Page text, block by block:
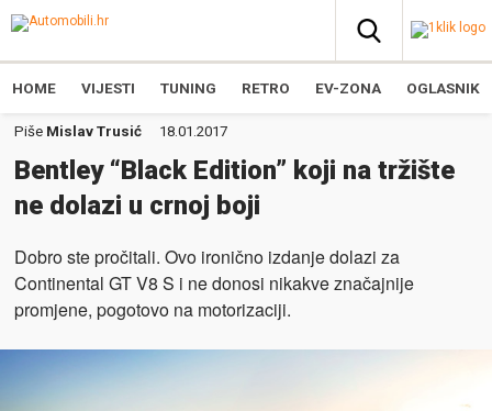
HOME VIJESTI TUNING RETRO EV-ZONA OGLASNIK
Piše Mislav Trusić 18.01.2017
Bentley “Black Edition” koji na tržište
ne dolazi u crnoj boji
Dobro ste pročitali. Ovo ironično izdanje dolazi za
Continental GT V8 S i ne donosi nikakve značajnije
promjene, pogotovo na motorizaciji.